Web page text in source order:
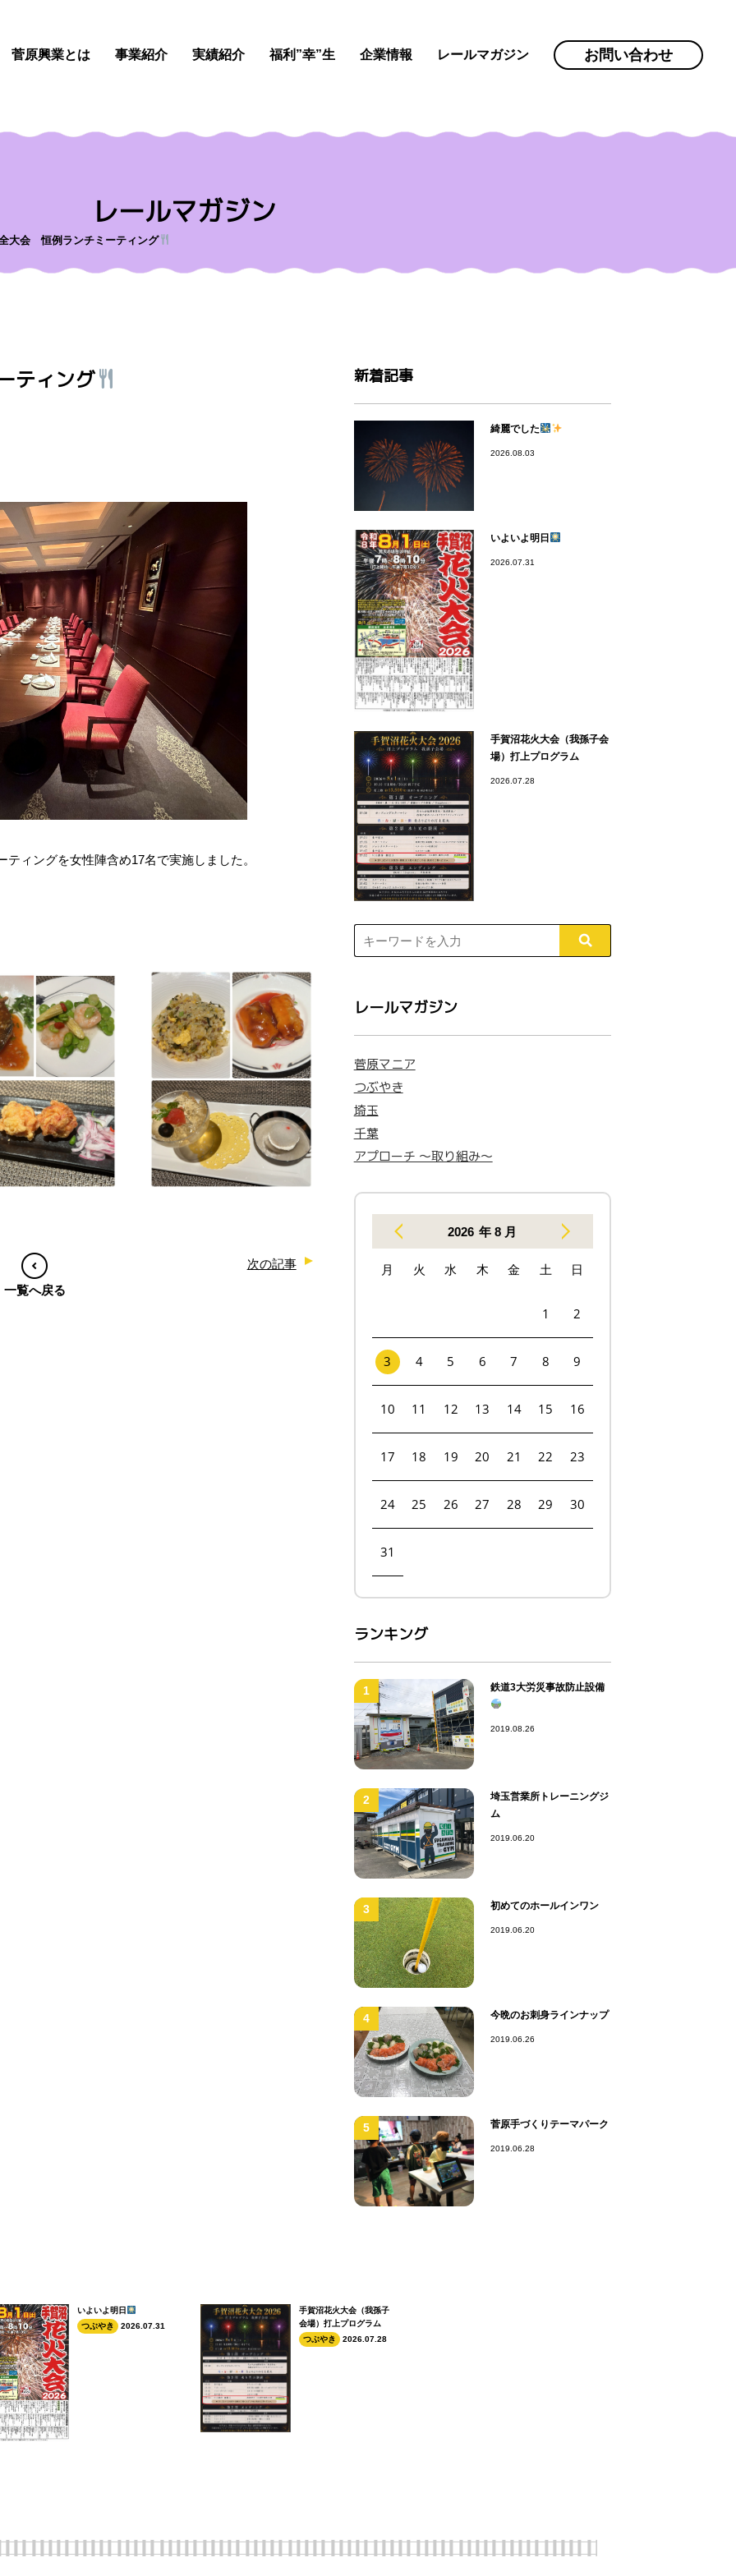
菅原興業とは 事業紹介 実績紹介 福利”幸”生 企業情報 レールマガジン お問い合わせ
レールマガジン
大会 恒例ランチミーティング
ティング
ィングを女性陣含め17名で実施しました。
一覧へ戻る
次の記事
新着記事
綺麗でした
2026.08.03
いよいよ明日
2026.07.31
手賀沼花火大会（我孫子会
場）打上プログラム
2026.07.28
レールマガジン
菅原マニア
つぶやき
埼玉
千葉
アプローチ 〜取り組み〜
年 8 月
2026
月 火 水 木 金 土 日
1 2
3 4 5 6 7 8 9
10 11 12 13 14 15 16
17 18 19 20 21 22 23
24 25 26 27 28 29 30
31
ランキング
1 鉄道3大労災事故防止設備
2019.08.26
2
埼玉営業所トレーニングジ
ム
2019.06.20
3 初めてのホールインワン
2019.06.20
4 今晩のお刺身ラインナップ
2019.06.26
5 菅原手づくりテーマパーク
2019.06.28
いよいよ明日
つぶやき
2026.07.31
手賀沼花火大会（我孫子
会場）打上プログラム
つぶやき
2026.07.28